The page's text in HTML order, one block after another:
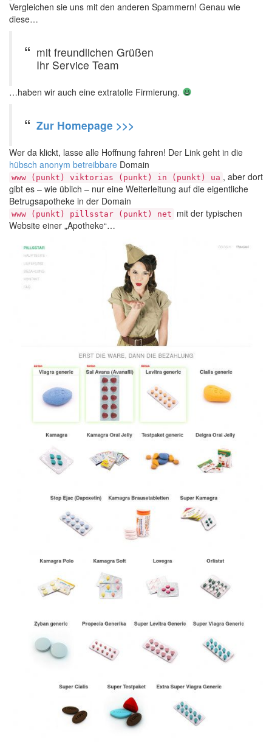
Vergleichen sie uns mit den anderen Spammern! Genau wie
diese…
mit freundlichen Grüßen
Ihr Service Team
…haben wir auch eine extratolle Firmierung.
Zur Homepage >>>
Wer da klickt, lasse alle Hoffnung fahren! Der Link geht in die
hübsch anonym betreibbare Domain
www (punkt) viktorias (punkt) in (punkt) ua , aber dort
gibt es – wie üblich – nur eine Weiterleitung auf die eigentliche
Betrugsapotheke in der Domain
www (punkt) pillsstar (punkt) net
mit der typischen
Website einer „Apotheke“…